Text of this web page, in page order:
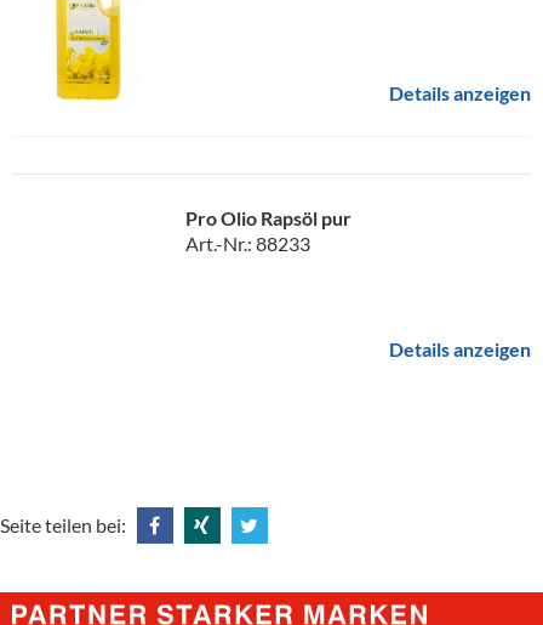
Details anzeigen
Pro Olio Rapsöl pur
Art.-Nr.: 88233
Details anzeigen
Seite teilen bei:
@
@
@